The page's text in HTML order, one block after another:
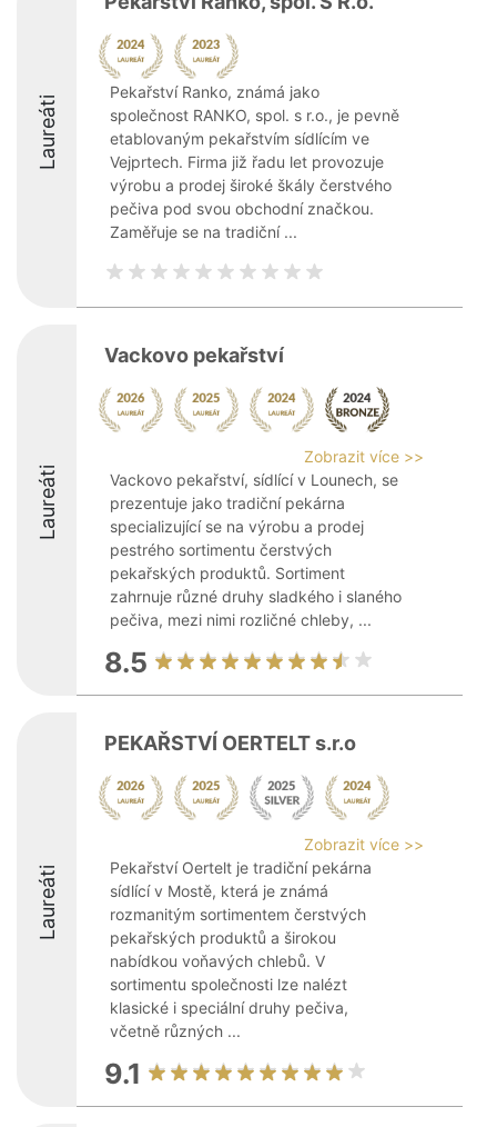
Laureáti
Pekařství Ranko, známá jako
společnost RANKO, spol. s r.o., je pevně
etablovaným pekařstvím sídlícím ve
Vejprtech. Firma již řadu let provozuje
výrobu a prodej široké škály čerstvého
pečiva pod svou obchodní značkou.
Zaměřuje se na tradiční ...
Laureáti
Vackovo pekařství
Zobrazit více >>
Vackovo pekařství, sídlící v Lounech, se
prezentuje jako tradiční pekárna
specializující se na výrobu a prodej
pestrého sortimentu čerstvých
pekařských produktů. Sortiment
zahrnuje různé druhy sladkého i slaného
pečiva, mezi nimi rozličné chleby, ...
8.5
Laureáti
PEKAŘSTVÍ OERTELT s.r.o
Zobrazit více >>
Pekařství Oertelt je tradiční pekárna
sídlící v Mostě, která je známá
rozmanitým sortimentem čerstvých
pekařských produktů a širokou
nabídkou voňavých chlebů. V
sortimentu společnosti lze nalézt
klasické i speciální druhy pečiva,
včetně různých ...
9.1